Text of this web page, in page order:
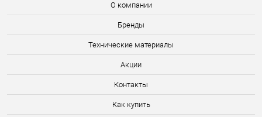
О компании
Бренды
Технические материалы
Акции
Контакты
Как купить